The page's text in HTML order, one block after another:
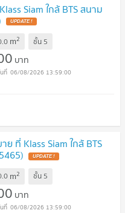
Siam ใกล้ BTS สนาม
UPDATE !
m2 ชั้น 5
บาท
06/08/2026 13:59:00
ที่ Klass Siam ใกล้ BTS
UPDATE !
m2 ชั้น 5
บาท
06/08/2026 13:59:00